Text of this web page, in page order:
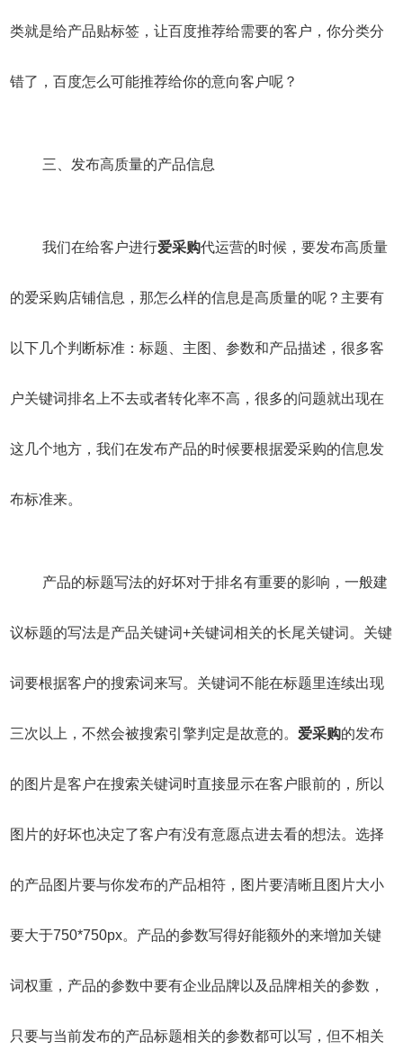
类就是给产品贴标签，让百度推荐给需要的客户，你分类分
错了，百度怎么可能推荐给你的意向客户呢？
三、发布高质量的产品信息
我们在给客户进行爱采购代运营的时候，要发布高质量
的爱采购店铺信息，那怎么样的信息是高质量的呢？主要有
以下几个判断标准：标题、主图、参数和产品描述，很多客
户关键词排名上不去或者转化率不高，很多的问题就出现在
这几个地方，我们在发布产品的时候要根据爱采购的信息发
布标准来。
产品的标题写法的好坏对于排名有重要的影响，一般建
议标题的写法是产品关键词+关键词相关的长尾关键词。关键
词要根据客户的搜索词来写。关键词不能在标题里连续出现
三次以上，不然会被搜索引擎判定是故意的。 爱采购的发布
的图片是客户在搜索关键词时直接显示在客户眼前的，所以
图片的好坏也决定了客户有没有意愿点进去看的想法。选择
的产品图片要与你发布的产品相符，图片要清晰且图片大小
要大于750*750px。产品的参数写得好能额外的来增加关键
词权重，产品的参数中要有企业品牌以及品牌相关的参数，
只要与当前发布的产品标题相关的参数都可以写，但不相关